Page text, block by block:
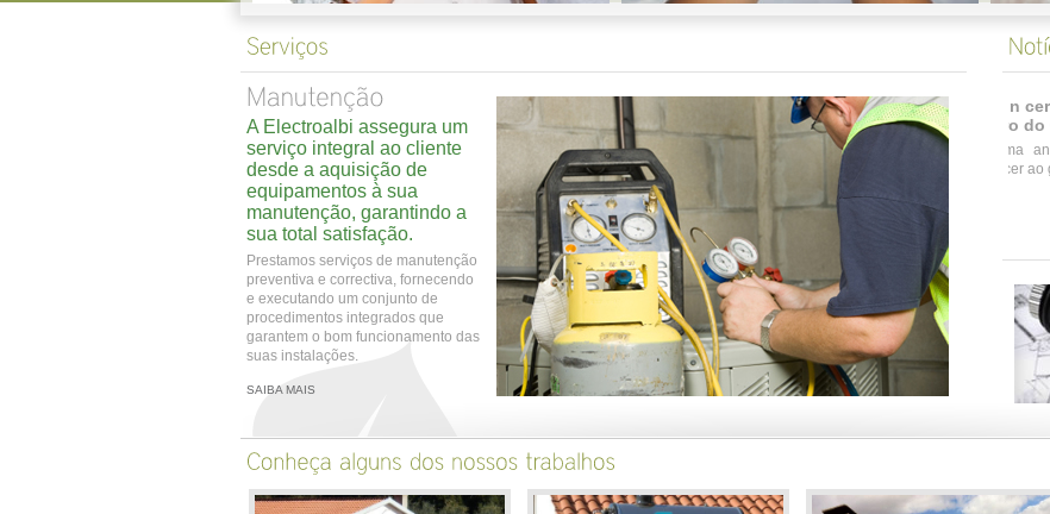
A Electroalbi assegura um
serviço integral ao cliente
desde a aquisição de
equipamentos à sua
manutenção, garantindo a
sua total satisfação.
Prestamos serviços de manutenção
preventiva e correctiva, fornecendo
e executando um conjunto de
procedimentos integrados que
garantem o bom funcionamento das
suas instalações.
SAIBA MAIS
A Daikin certificou a ELECTROALBI com
Membro do Grupo restrito "GOLD"
Mais uma ano e a ELECTROALBI continua a
prentencer ao grupo GOLD da DAIKIN.